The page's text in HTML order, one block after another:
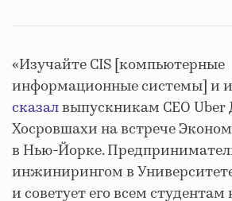
«Изучайте CIS [компьютерные
информационные системы] и
сказалвыпускникам CEO Uber
Хосровшахи на встрече
в Нью-Йорке.
инжинирингом в
и советует его всем